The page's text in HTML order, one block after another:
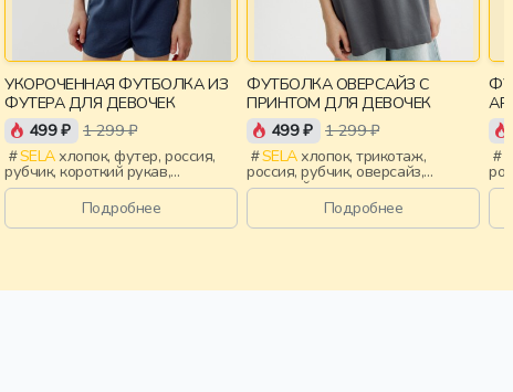
УКОРОЧЕННАЯ ФУТБОЛКА ИЗ
ФУТЕРА ДЛЯ ДЕВОЧЕК
499 ₽ 1 299 ₽
SELAхлопок, футер, россия,
рубчик, короткий рукав,
укороченные, короткие,
свободные, принт, вырез,
круглый вырез, девочки, дети
Подробнее
ФУТБОЛКА ОВЕРСАЙЗ С
ПРИНТОМ ДЛЯ ДЕВОЧЕК
499 ₽ 1 299 ₽
SELAхлопок, трикотаж,
россия, рубчик, оверсайз,
короткий рукав, прямые,
короткие, свободные, принт,
вырез, круглый вырез, девочки,
дети
Подробнее